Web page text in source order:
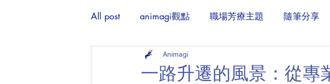
All post animagi觀點 職場芳療主題 隨筆分享
一路升遷的風景：從專
Animagi